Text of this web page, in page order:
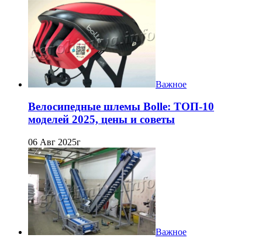
Важное
Велосипедные шлемы Bolle: ТОП-10
моделей 2025, цены и советы
06 Авг 2025г
Важное